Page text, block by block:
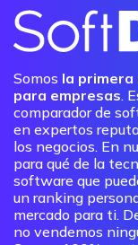
Somos la
para empresas.
comparador de
en expertos
los negocios. En
para qué de la
software que
un ranking
mercado para ti.
no vendemos